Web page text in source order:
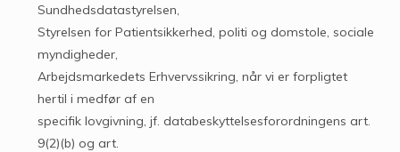
Sundhedsdatastyrelsen,
Styrelsen for Patientsikkerhed, politi og domstole, sociale
myndigheder,
Arbejdsmarkedets Erhvervssikring, når vi er forpligtet
hertil i medfør af en
specifik lovgivning, jf. databeskyttelsesforordningens art.
9(2)(b) og art.